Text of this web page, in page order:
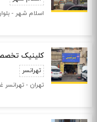
اسلام شهر -
کلینیک
تهرانسر
تهران - تهرانسر